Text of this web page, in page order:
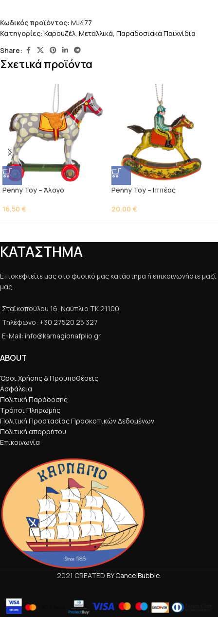
Κωδικός προϊόντος: MJ477
Κατηγορίες: Καρουζέλ, Μεταλλικά, Παραδοσιακά Παιχνίδια
Share:
Σχετικά προϊόντα
Penny Toy – Άλογο
16,50 €
Penny Toy – Ιππέας
20,00 €
ΚΑΤΑΣΤΗΜΑ
Επισκεφτείτε μας στο φυσικό μας κατάστημα ή επικοινωνήστε μαζί
μας.
Σταϊκοπούλου 16, Ναύπλιο ΤΚ 21100.
Τηλέφωνο: +30 27520 25 327
E-Mail: info@karnagionafplio.gr
ABOUT
Όροι Χρήσης & Προϋποθέσεις
Ασφάλεια
Πολιτική Παράδοσης
Τρόποι Πληρωμής
Πολιτική Προστασίας Προσκοπικών Δεδομένων
Πολιτική απορρήτου
Επικοινωνία
2021 CREATED BYCancelBubble.